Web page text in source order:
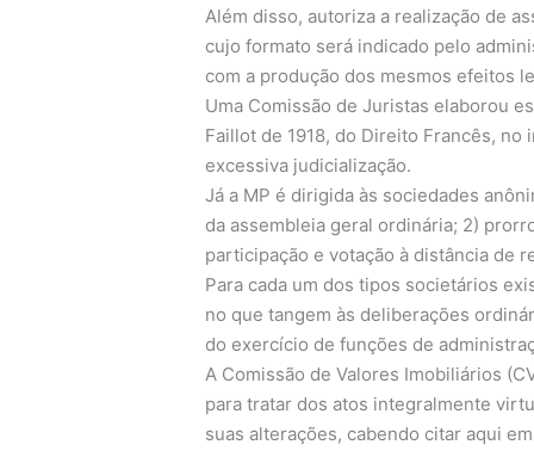
Além disso, autoriza a realização de
cujo formato será indicado pelo
com a produção dos mesmos efeitos
Uma Comissão de Juristas elaborou
Faillot de 1918, do Direito Francês,
excessiva judicialização.
Já a MP é dirigida às sociedades
da assembleia geral ordinária; 2)
participação e votação à distância de
Para cada um dos tipos societários
no que tangem às deliberações
do exercício de funções de
A Comissão de Valores Imobiliários
para tratar dos atos integralmente
suas alterações, cabendo citar aqui